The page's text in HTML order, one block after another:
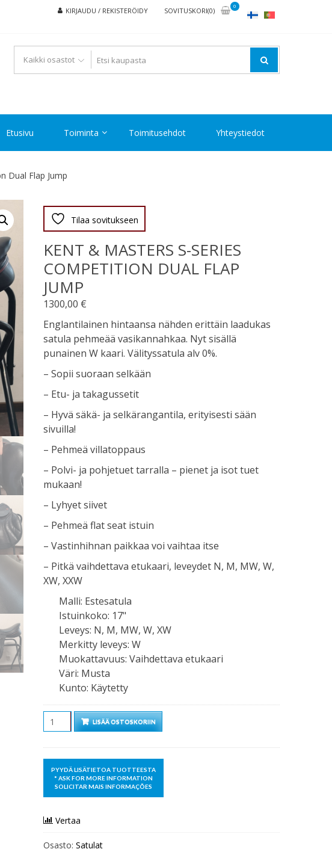
KIRJAUDU / REKISTERÖIDY SOVITUSKORI(0)
0
Etusivu Toiminta Toimitusehdot Yhteystiedot
Dual Flap Jump
Tilaa sovitukseen
KENT & MASTERS S-SERIES
COMPETITION DUAL FLAP
JUMP
1300,00 €
Englantilainen hintaansa nähden erittäin laadukas
satula pehmeää vasikannahkaa. Nyt sisällä
punainen W kaari. Välityssatula alv 0%.
– Sopii suoraan selkään
– Etu- ja takagussetit
– Hyvä säkä- ja selkärangantila, erityisesti sään
sivuilla!
– Pehmeä villatoppaus
– Polvi- ja pohjetuet tarralla – pienet ja isot tuet
mukaan!
– Lyhyet siivet
– Pehmeä flat seat istuin
– Vastinhihnan paikkaa voi vaihtaa itse
– Pitkä vaihdettava etukaari, leveydet N, M, MW, W,
XW, XXW
Malli: Estesatula
Istuinkoko: 17"
Leveys: N, M, MW, W, XW
Merkitty leveys: W
Muokattavuus: Vaihdettava etukaari
Väri: Musta
Kunto: Käytetty
Määrä LISÄÄ OSTOSKORIIN
Vertaa
Osasto: Satulat